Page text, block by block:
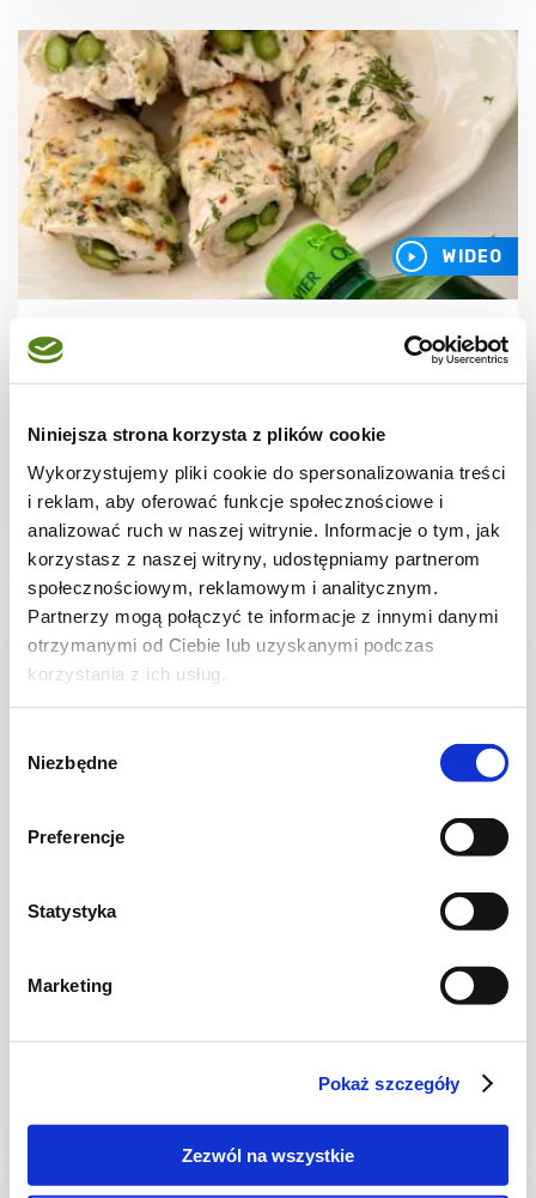
Niniejsza strona korzysta z plików cookie
Wykorzystujemy pliki cookie do spersonalizowania treści
i reklam, aby oferować funkcje społecznościowe i
analizować ruch w naszej witrynie. Informacje o tym, jak
korzystasz z naszej witryny, udostępniamy partnerom
społecznościowym, reklamowym i analitycznym.
Partnerzy mogą połączyć te informacje z innymi danymi
otrzymanymi od Ciebie lub uzyskanymi podczas
korzystania z ich usług.
zgody
Niezbędne
Preferencje
Statystyka
Marketing
Pokaż szczegóły
Zezwól na wszystkie
WIDEO
DRÓB
Delikatne roladki drobiowe ze szparagami
3071 kcal
WIDEO